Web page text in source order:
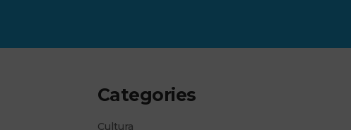
Categories
Cultura